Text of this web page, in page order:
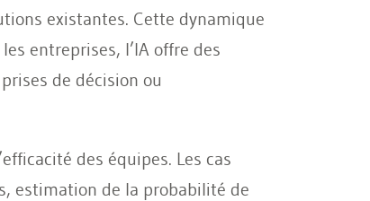
existantes. Cette dynamique
entreprises, l’IA offre des
de décision ou
des équipes. Les cas
estimation de la probabilité de